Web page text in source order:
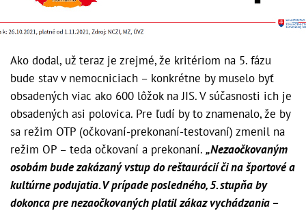
Ako dodal, už teraz je zrejmé, že kritériom na 5. fázu
bude stav v nemocniciach – konkrétne by muselo byť
obsadených viac ako 600 lôžok na JIS. V súčasnosti ich je
obsadených asi polovica. Pre ľudí by to znamenalo, že by
sa režim OTP (očkovaní-prekonaní-testovaní) zmenil na
režim OP – teda očkovaní a prekonaní. „Nezaočkovaným
osobám bude zakázaný vstup do reštaurácií či na športové a
kultúrne podujatia. V prípade posledného, 5. stupňa by
dokonca pre nezaočkovaných platil zákaz vychádzania –